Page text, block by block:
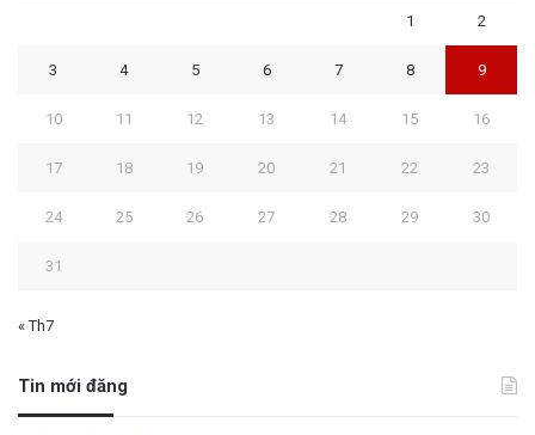
1 2
3 4 5 6 7 8 9
10 11 12 13 14 15 16
17 18 19 20 21 22 23
24 25 26 27 28 29 30
31
« Th7
Tin mới đăng